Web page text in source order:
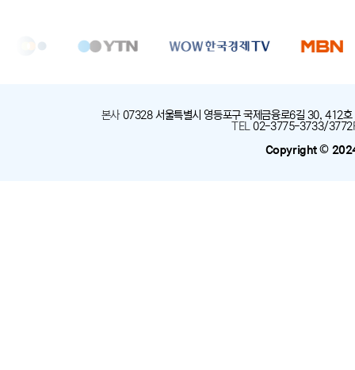
본사 07328 서울특별시 영등포구 국제금융로6길 30, 412호
TEL
:02-3775-3733/3772
Copyright © 2024